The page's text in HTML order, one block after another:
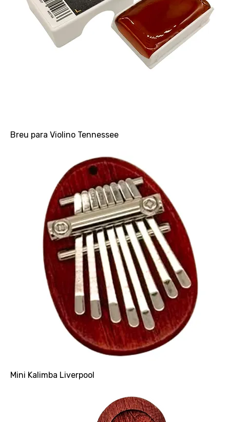
Breu para Violino Tennessee
Mini Kalimba Liverpool